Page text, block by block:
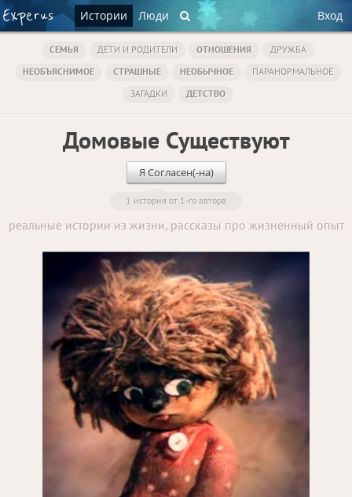
Истории Люди Вход
СЕМЬЯ ДЕТИ И РОДИТЕЛИ ОТНОШЕНИЯ
ДРУЖБА
НЕОБЪЯСНИМОЕ
СТРАШНЫЕ НЕОБЫЧНОЕ
ПАРАНОРМАЛЬНОЕ
ЗАГАДКИ
ДЕТСТВО
Домовые Существуют
Я Согласен(-на)
1 история от 1-го автора
реальные истории из жизни, рассказы про жизненный опыт